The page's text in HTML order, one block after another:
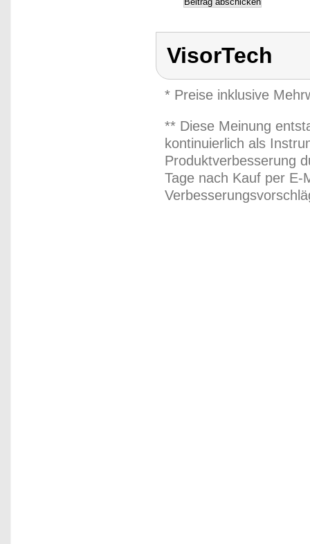
VisorTech
* Preise inklusive
** Diese Meinung
kontinuierlich als
Produktverbesserung
Tage nach Kauf per E-